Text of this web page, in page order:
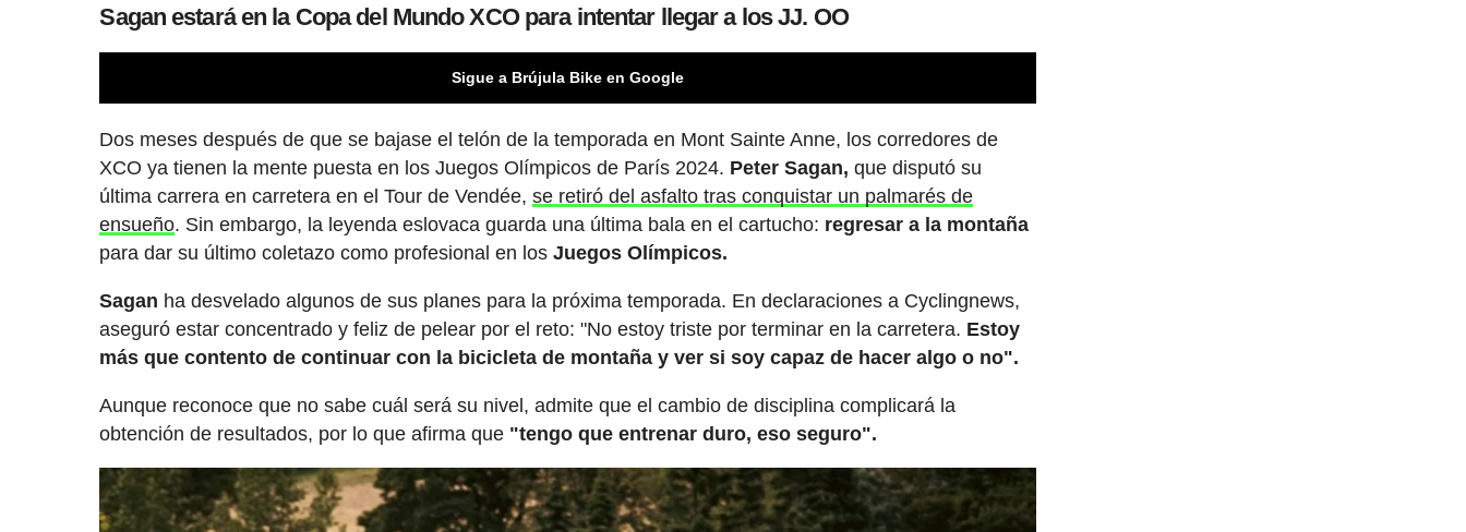
Sagan estará en la Copa del Mundo XCO para intentar llegar a los JJ. OO
Sigue a Brújula Bike en Google
Dos meses después de que se bajase el telón de la temporada en Mont Sainte Anne, los corredores de
XCO ya tienen la mente puesta en los Juegos Olímpicos de París 2024. Peter Sagan, que disputó su
última carrera en carretera en el Tour de Vendée,se retiró del asfalto tras conquistar un palmarés de
ensueño. Sin embargo, la leyenda eslovaca guarda una última bala en el cartucho: regresar a la montaña
para dar su último coletazo como profesional en losJuegos Olímpicos.
Sagan ha desvelado algunos de sus planes para la próxima temporada. En declaraciones a Cyclingnews,
aseguró estar concentrado y feliz de pelear por el reto: "No estoy triste por terminar en la carretera. Estoy
más que contento de continuar con la bicicleta de montaña y ver si soy capaz de hacer algo o no".
Aunque reconoce que no sabe cuál será su nivel, admite que el cambio de disciplina complicará la
obtención de resultados, por lo que afirma que "tengo que entrenar duro, eso seguro".